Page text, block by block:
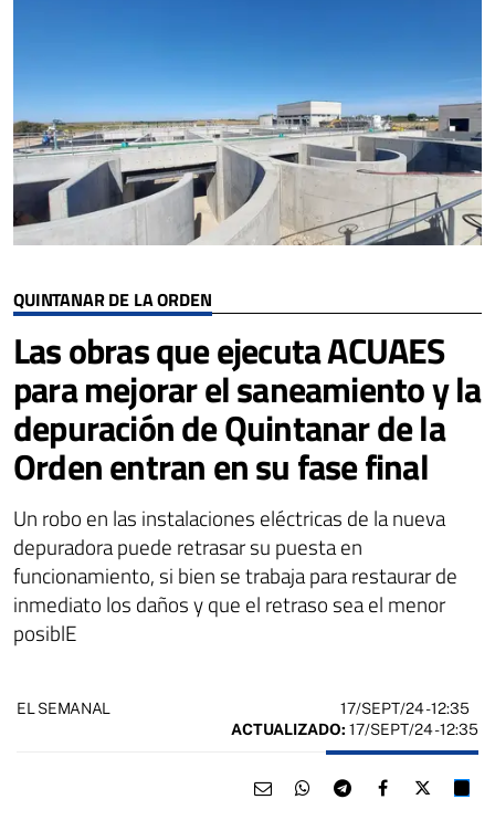
QUINTANAR DE LA ORDEN
Las obras que ejecuta ACUAES
para mejorar el saneamiento y la
depuración de Quintanar de la
Orden entran en su fase final
Un robo en las instalaciones eléctricas de la nueva
depuradora puede retrasar su puesta en
funcionamiento, si bien se trabaja para restaurar de
inmediato los daños y que el retraso sea el menor
posiblE
EL SEMANAL 17/SEPT/24- 12:35
ACTUALIZADO: 17/SEPT/24 - 12:35